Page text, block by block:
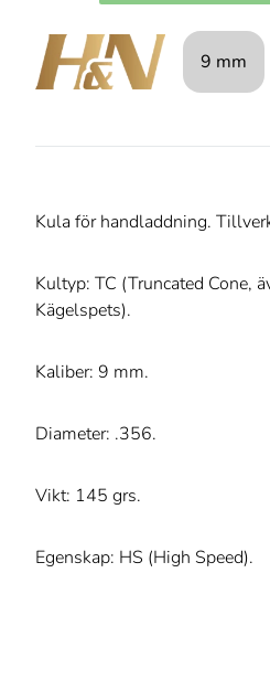
9 mm
Kula för handladdning.
Kultyp: TC (Truncated Cone,
Kägelspets).
Kaliber: 9 mm.
Diameter: .356.
Vikt: 145 grs.
Egenskap: HS (High Speed).